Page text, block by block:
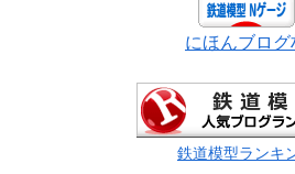
にほんブログ
鉄道模型ランキ